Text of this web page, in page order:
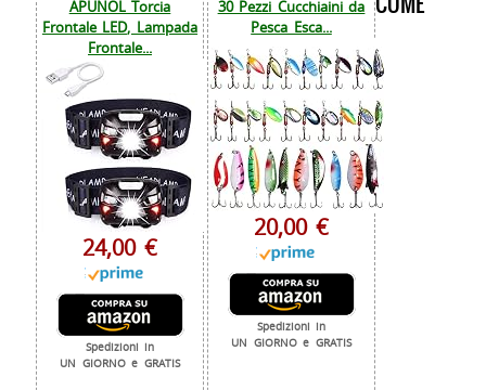
APUNOL Torcia
Frontale LED, Lampada
Frontale...
24,00 €
Spedizioni in
UN GIORNO e GRATIS
30 Pezzi Cucchiaini da
Pesca Esca...
20,00 €
Spedizioni in
UN GIORNO e GRATIS